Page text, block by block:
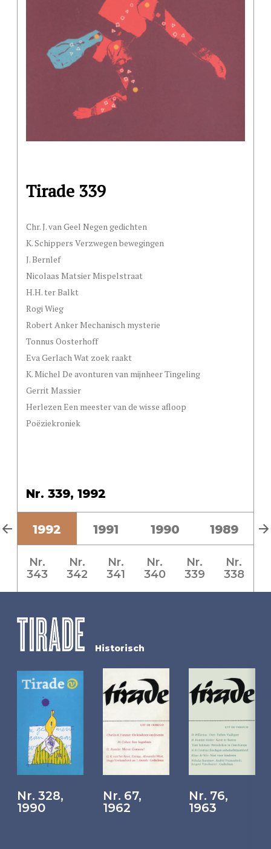
Tirade 339
Chr. J. van Geel Negen gedichten
K. Schippers Verzwegen bewegingen
J. Bernlef
Nicolaas Matsier Mispelstraat
H.H. ter Balkt
Rogi Wieg
Robert Anker Mechanisch mysterie
Tonnus Oosterhoff
Eva Gerlach Wat zoek raakt
K. Michel De avonturen van mijnheer Tingeling
Gerrit Massier
Herlezen Een meester van de wisse afloop
Poëziekroniek
Nr. 339, 1992
1992 1991 1990 1989
Nr.
343
Nr.
342
Nr.
341
Nr.
340
Nr.
339
Nr.
338
Historisch
Nr. 328,
1990
Nr. 67,
1962
Nr. 76,
1963